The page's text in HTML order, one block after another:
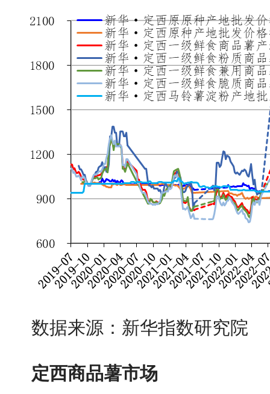
数据来源：新华指数研究院
定西商品薯市场